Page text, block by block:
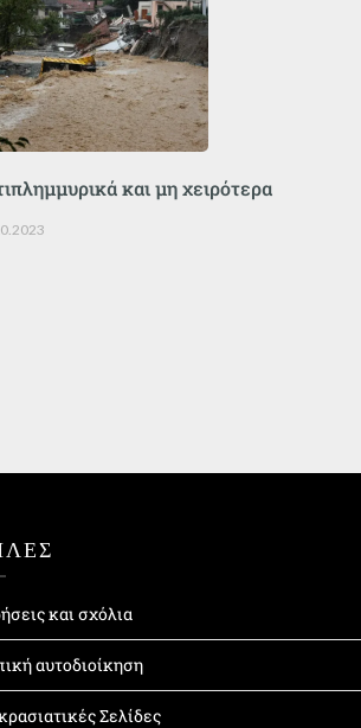
και μη χειρότερα
και σχόλια
αυτοδιοίκηση
Σελίδες